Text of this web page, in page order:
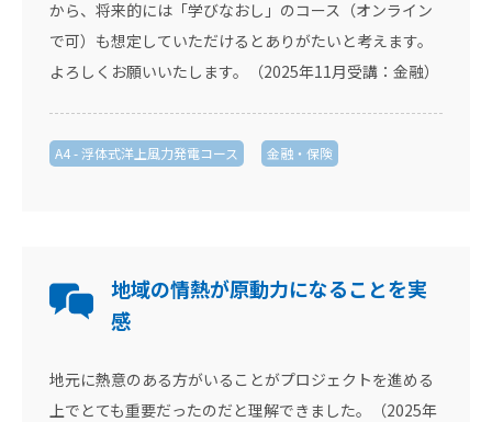
から、将来的には「学びなおし」のコース（オンライン
で可）も想定していただけるとありがたいと考えます。
よろしくお願いいたします。（2025年11月受講：金融）
A4 - 浮体式洋上風力発電コース 金融・保険
地域の情熱が原動力になることを実
感
地元に熱意のある方がいることがプロジェクトを進める
上でとても重要だったのだと理解できました。（2025年